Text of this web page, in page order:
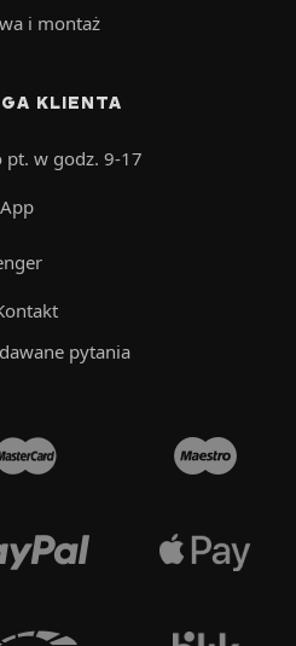
i montaż
KLIENTA
pt. w godz. 9-17
pytania